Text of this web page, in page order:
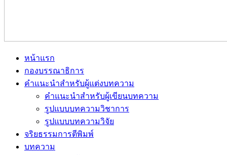
หน้าแรก
กองบรรณาธิการ
คำแนะนำสำหรับผู้แต่งบทความ
คำแนะนำสำหรับผู้เขียนบทความ
รูปแบบบทความวิชาการ
รูปแบบบทความวิจัย
จริยธรรมการตีพิมพ์
บทความ